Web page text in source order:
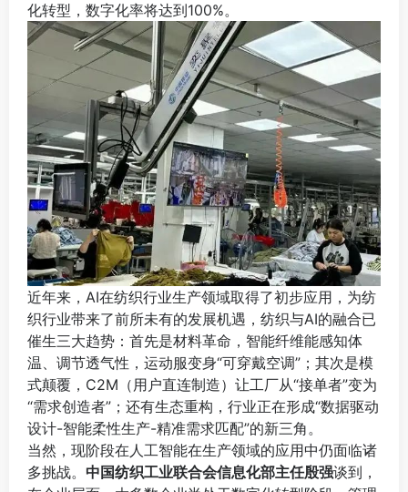
化转型，数字化率将达到100%。
近年来，AI在纺织行业生产领域取得了初步应用，为纺
织行业带来了前所未有的发展机遇，纺织与AI的融合已
催生三大趋势：首先是材料革命，智能纤维能感知体
温、调节透气性，运动服变身“可穿戴空调”；其次是模
式颠覆，C2M（用户直连制造）让工厂从“接单者”变为
“需求创造者”；还有生态重构，行业正在形成“数据驱动
设计-智能柔性生产-精准需求匹配”的新三角。
当然，现阶段在人工智能在生产领域的应用中仍面临诸
多挑战。 中国纺织工业联合会信息化部主任殷强谈到，